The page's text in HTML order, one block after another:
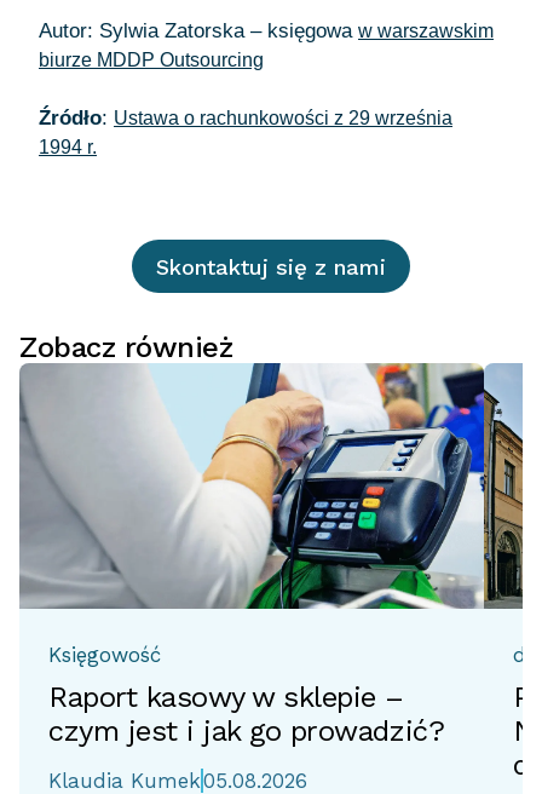
Autor: Sylwia Zatorska – księgowa w warszawskim
biurze MDDP Outsourcing
Źródło: Ustawa o rachunkowości z 29 września
1994 r.
Skontaktuj się z nami
Zobacz również
Księgowość
Raport kasowy w sklepie –
czym jest i jak go prowadzić?
Klaudia Kumek05.08.2026